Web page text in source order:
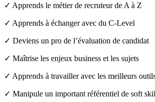
✓ Apprends le métier de recruteur de A à Z
✓ Apprends à échanger avec du C-Level
✓ Deviens un pro de l’évaluation de candidat
✓ Maîtrise les enjeux business et les sujets
✓ Apprends à travailler avec les meilleurs
✓ Manipule un important référentiel de soft